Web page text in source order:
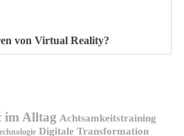
von Virtual Reality?
im Alltag Achtsamkeitstraining
Digitale Transformation